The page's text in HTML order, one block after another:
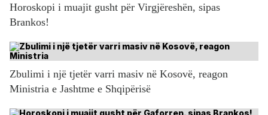
Horoskopi i muajit gusht për Virgjëreshën, sipas
Brankos!
Zbulimi i një tjetër varri masiv në Kosovë, reagon
Ministria e Jashtme e Shqipërisë